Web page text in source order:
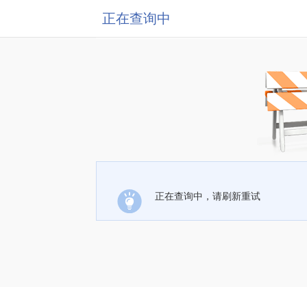
正在查询中
正在查询中，请刷新重试